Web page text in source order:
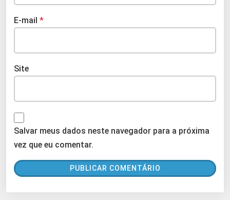
E-mail *
Site
Salvar meus dados neste navegador para a próxima
vez que eu comentar.